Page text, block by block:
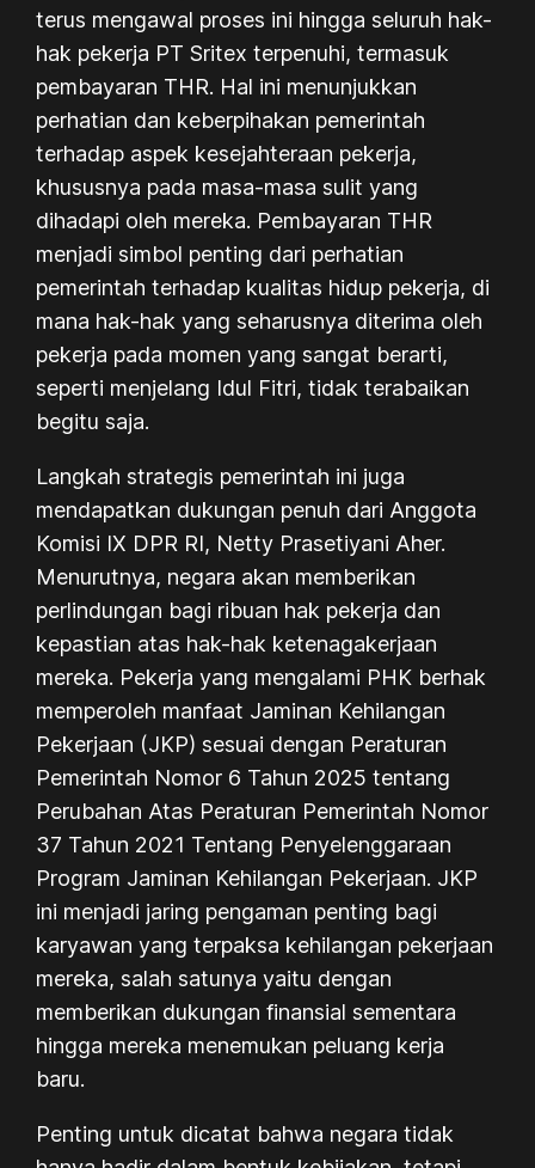
terus mengawal proses ini hingga seluruh hak-
hak pekerja PT Sritex terpenuhi, termasuk
pembayaran THR. Hal ini menunjukkan
perhatian dan keberpihakan pemerintah
terhadap aspek kesejahteraan pekerja,
khususnya pada masa-masa sulit yang
dihadapi oleh mereka. Pembayaran THR
menjadi simbol penting dari perhatian
pemerintah terhadap kualitas hidup pekerja, di
mana hak-hak yang seharusnya diterima oleh
pekerja pada momen yang sangat berarti,
seperti menjelang Idul Fitri, tidak terabaikan
begitu saja.
Langkah strategis pemerintah ini juga
mendapatkan dukungan penuh dari Anggota
Komisi IX DPR RI, Netty Prasetiyani Aher.
Menurutnya, negara akan memberikan
perlindungan bagi ribuan hak pekerja dan
kepastian atas hak-hak ketenagakerjaan
mereka. Pekerja yang mengalami PHK berhak
memperoleh manfaat Jaminan Kehilangan
Pekerjaan (JKP) sesuai dengan Peraturan
Pemerintah Nomor 6 Tahun 2025 tentang
Perubahan Atas Peraturan Pemerintah Nomor
37 Tahun 2021 Tentang Penyelenggaraan
Program Jaminan Kehilangan Pekerjaan. JKP
ini menjadi jaring pengaman penting bagi
karyawan yang terpaksa kehilangan pekerjaan
mereka, salah satunya yaitu dengan
memberikan dukungan finansial sementara
hingga mereka menemukan peluang kerja
baru.
Penting untuk dicatat bahwa negara tidak